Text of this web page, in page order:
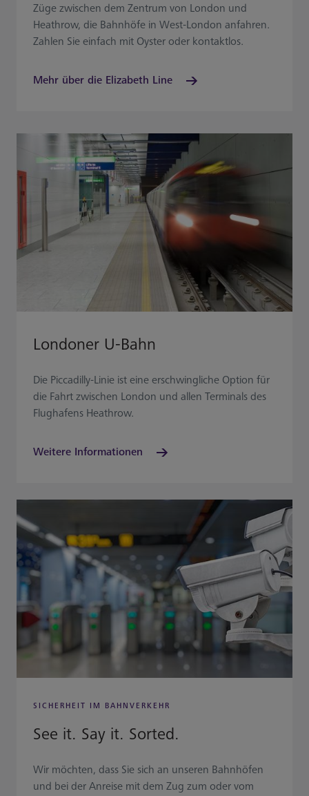
Züge zwischen dem Zentrum von London und
Heathrow, die Bahnhöfe in West-London anfahren.
Zahlen Sie einfach mit Oyster oder kontaktlos.
Mehr über die Elizabeth Line
Londoner U-Bahn
Die Piccadilly-Linie ist eine erschwingliche Option für
die Fahrt zwischen London und allen Terminals des
Flughafens Heathrow.
Weitere Informationen
SICHERHEIT IM BAHNVERKEHR
See it. Say it. Sorted.
Wir möchten, dass Sie sich an unseren Bahnhöfen
und bei der Anreise mit dem Zug zum oder vom